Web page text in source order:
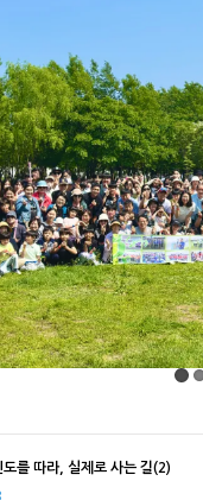
를 따라, 실제로 사는 길(2)